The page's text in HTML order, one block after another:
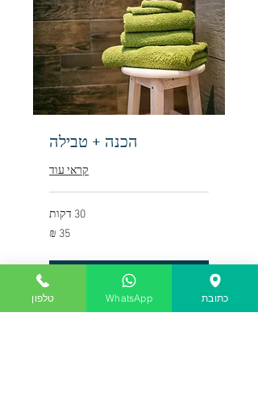
הכנה + טבילה
קראי עוד
30 דקות
תיאום הגעה
טלפון WhatsApp כתובת